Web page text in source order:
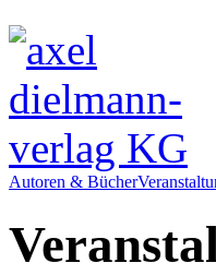
Autoren & Bücher